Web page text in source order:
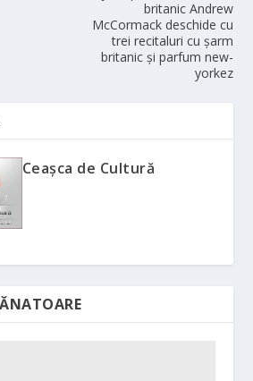
britanic Andrew
McCormack deschide cu
trei recitaluri cu șarm
britanic și parfum new-
yorkez
Ceașca de Cultură